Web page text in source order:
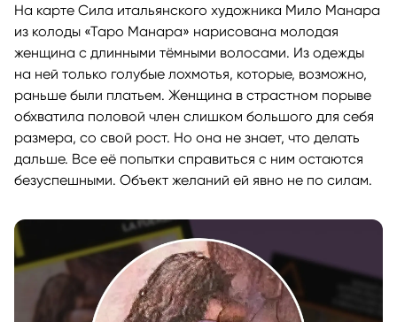
На карте Сила итальянского художника Мило Манара
из колоды «Таро Манара» нарисована молодая
женщина с длинными тёмными волосами. Из одежды
на ней только голубые лохмотья, которые, возможно,
раньше были платьем. Женщина в страстном порыве
обхватила половой член слишком большого для себя
размера, со свой рост. Но она не знает, что делать
дальше. Все её попытки справиться с ним остаются
безуспешными. Объект желаний ей явно не по силам.